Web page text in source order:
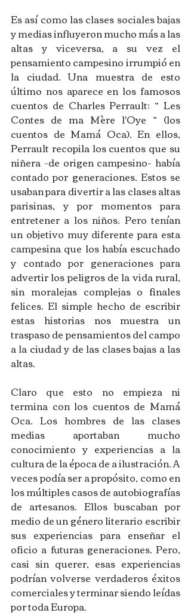
Es así como las clases sociales bajas
y medias influyeron mucho más a las
altas y viceversa, a su vez el
pensamiento campesino irrumpió en
la ciudad. Una muestra de esto
último nos aparece en los famosos
cuentos de Charles Perrault: “ Les
Contes de ma Mère l'Oye ” (los
cuentos de Mamá Oca). En ellos,
Perrault recopila los cuentos que su
niñera -de origen campesino- había
contado por generaciones. Estos se
usaban para divertir a las clases altas
parisinas, y por momentos para
entretener a los niños. Pero tenían
un objetivo muy diferente para esta
campesina que los había escuchado
y contado por generaciones para
advertir los peligros de la vida rural,
sin moralejas complejas o finales
felices. El simple hecho de escribir
estas historias nos muestra un
traspaso de pensamientos del campo
a la ciudad y de las clases bajas a las
altas.
Claro que esto no empieza ni
termina con los cuentos de Mamá
Oca. Los hombres de las clases
medias aportaban mucho
conocimiento y experiencias a la
cultura de la época de a ilustración. A
veces podía ser a propósito, como en
los múltiples casos de autobiografías
de artesanos. Ellos buscaban por
medio de un género literario escribir
sus experiencias para enseñar el
oficio a futuras generaciones. Pero,
casi sin querer, esas experiencias
podrían volverse verdaderos éxitos
comerciales y terminar siendo leídas
por toda Europa.